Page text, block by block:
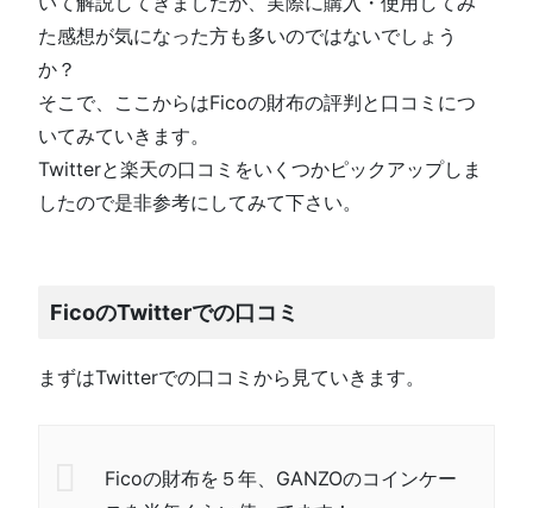
た感想が気になった方も多いのではないでしょう
か？
そこで、ここからはFicoの財布の評判と口コミにつ
いてみていきます。
Twitterと楽天の口コミをいくつかピックアップしま
したので是非参考にしてみて下さい。
FicoのTwitterでの口コミ
まずはTwitterでの口コミから見ていきます。
Ficoの財布を５年、GANZOのコインケー